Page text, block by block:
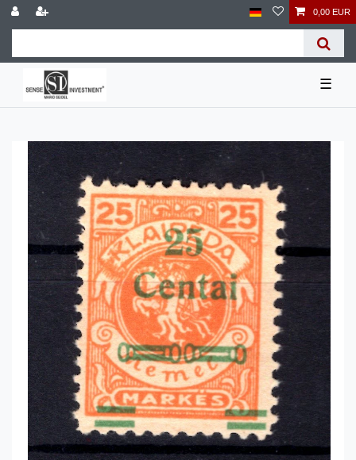
0,00 EUR
☰